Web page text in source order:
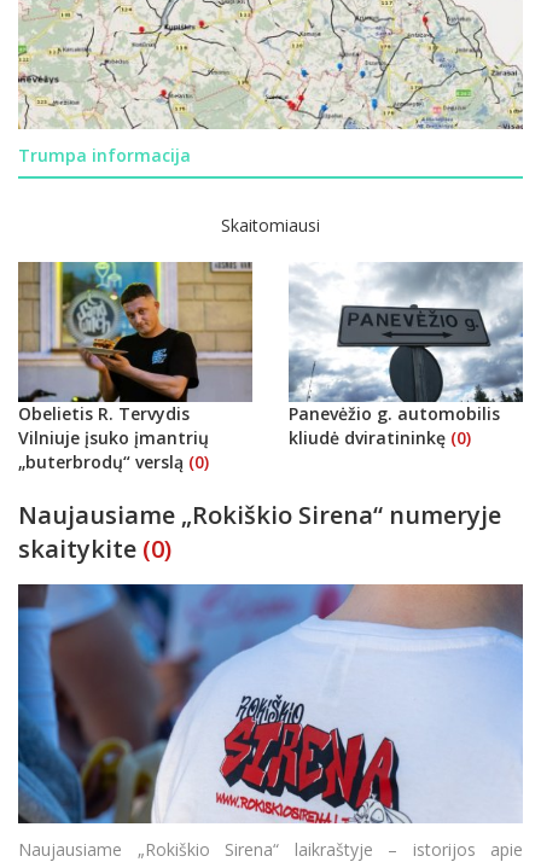
Trumpa informacija
Skaitomiausi
Obelietis R. Tervydis
Vilniuje įsuko įmantrių
„buterbrodų“ verslą (0)
Panevėžio g. automobilis
kliudė dviratininkę (0)
Naujausiame „Rokiškio Sirena“ numeryje
skaitykite (0)
Naujausiame „Rokiškio Sirena“ laikraštyje – istorijos apie